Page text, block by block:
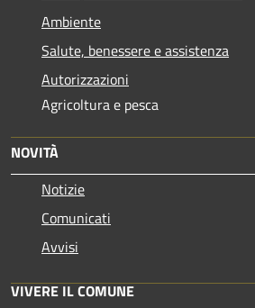
Ambiente
Salute, benessere e assistenza
Autorizzazioni
Agricoltura e pesca
NOVITÀ
Notizie
Comunicati
Avvisi
VIVERE IL COMUNE